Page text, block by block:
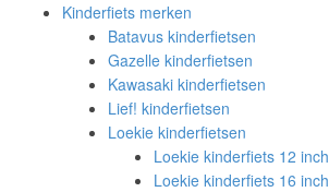
Kinderfiets merken
Batavus kinderfietsen
Gazelle kinderfietsen
Kawasaki kinderfietsen
Lief! kinderfietsen
Loekie kinderfietsen
Loekie kinderfiets 12 inch
Loekie kinderfiets 16 inch